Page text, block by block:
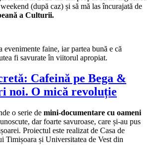
(după caz) și să mă las încurajată de
a Culturii.
evenimente faine, iar partea bună e că
fi savurate în viitorul apropiat.
Cafeină pe Bega &
noi. O mică revoluție
o serie de mini-documentare cu oameni
dar foarte savuroase, care și-au pus
Proiectul este realizat de Casa de
Timișoara și Universitatea de Vest din